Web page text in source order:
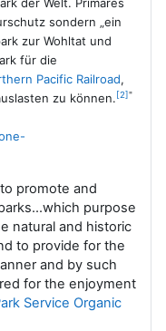
sondern „ein
zur Wohltat und
für die
Pacific Railroad,
zu können. [2]"
promote and
purpose
natural and historic
to provide for the
and by such
for the enjoyment
Service Organic